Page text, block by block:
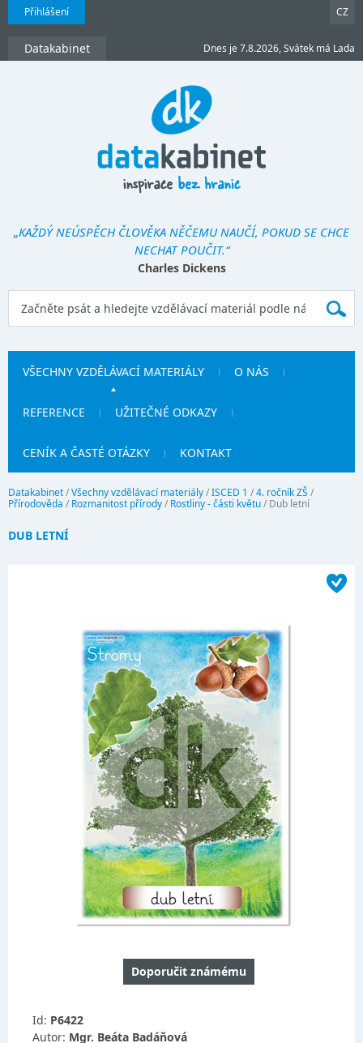
Přihlášení CZ
Datakabinet Dnes je 7.8.2026, Svátek má Lada
„KAŽDÝ NEÚSPĚCH ČLOVĚKA NĚČEMU NAUČÍ, POKUD SE CHCE
NECHAT POUČIT.“
Charles Dickens
VŠECHNY VZDĚLÁVACÍ MATERIÁLY O NÁS
REFERENCE UŽITEČNÉ ODKAZY
CENÍK A ČASTÉ OTÁZKY KONTAKT
Datakabinet/Všechny vzdělávací materiály/ISCED 1 /4. ročník ZŠ /
Přírodověda / Rozmanitost přírody/ Rostliny - části květu/ Dub letní
DUB LETNÍ
Doporučit známému
Id: P6422
Autor: Mgr. Beáta Badáňová